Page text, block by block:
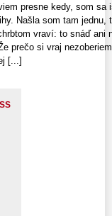
presne kedy, som
Našla som tam
vraví: to snáď ani
prečo si vraj
[...]